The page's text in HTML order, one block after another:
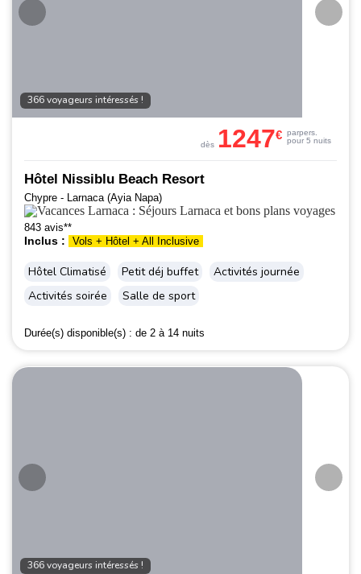
366 voyageurs intéressés !
Hôtel Nissiblu Beach Resort
Chypre - Larnaca (Ayia Napa)
843 avis**
Inclus : Vols + Hôtel + All Inclusive
Hôtel Climatisé Petit déj buffet
Activités journée
Activités soirée
Salle de sport
Durée(s) disponible(s) : de 2 à 14 nuits
dès 1247€ parpers.
pour 5 nuits
366 voyageurs intéressés !